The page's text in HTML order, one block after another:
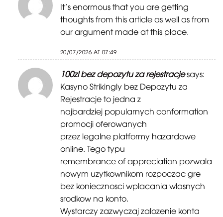
It’s enormous that you are getting
thoughts from this article as well as from
our argument made at this place.
20/07/2026 AT 07:49
100zl bez depozytu za rejestracjesays:
Kasyno Strikingly bez Depozytu za
Rejestracje to jedna z
najbardziej popularnych conformation
promocji oferowanych
przez legalne platformy hazardowe
online. Tego typu
remembrance of appreciation pozwala
nowym uzytkownikom rozpoczac gre
bez koniecznosci wplacania wlasnych
srodkow na konto.
Wystarczy zazwyczaj zalozenie konta